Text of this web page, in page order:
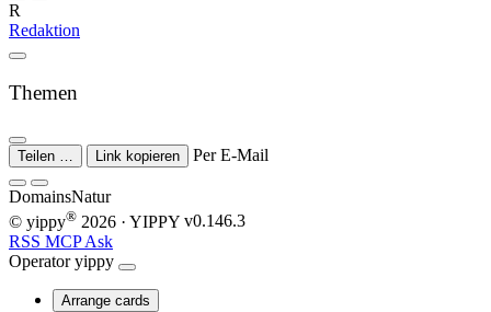
R
Redaktion
Themen
Teilen … Link kopieren Per E-Mail
DomainsNatur
© yippy® 2026 · YIPPY v0.146.3
RSS MCPAsk
Operator yippy
Arrange cards